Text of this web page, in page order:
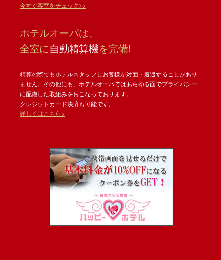
今すぐ客室をチェック>>
ホテルオーパは、
全室に自動精算機を完備!
精算の際でもホテルスタッフとお客様が対面・遭遇することがあり
ません。その他にも、ホテルオーパではあらゆる面でプライバシー
に配慮した取組みをおこなっております。
クレジットカード決済も可能です。
詳しくはこちら>